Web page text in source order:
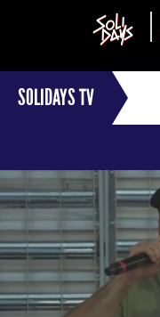
SOLIDAYS TV